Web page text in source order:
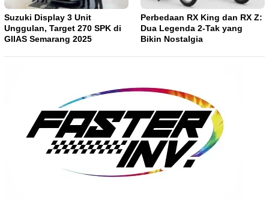
Suzuki Display 3 Unit
Unggulan, Target 270 SPK di
GIIAS Semarang 2025
Perbedaan RX King dan RX Z:
Dua Legenda 2-Tak yang
Bikin Nostalgia